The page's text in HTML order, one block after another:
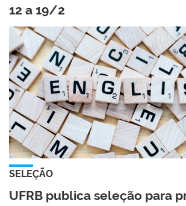
12 a 19/2
SELEÇÃO
UFRB publica seleção para